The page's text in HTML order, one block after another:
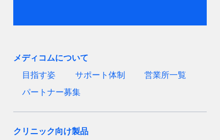
メディコムについて
目指す姿
サポート体制
営業所一覧
パートナー募集
クリニック向け製品